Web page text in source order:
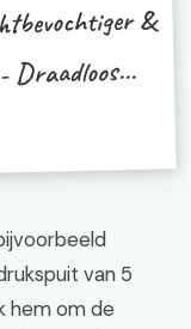
&
Draadloos...
van 5
hem om de